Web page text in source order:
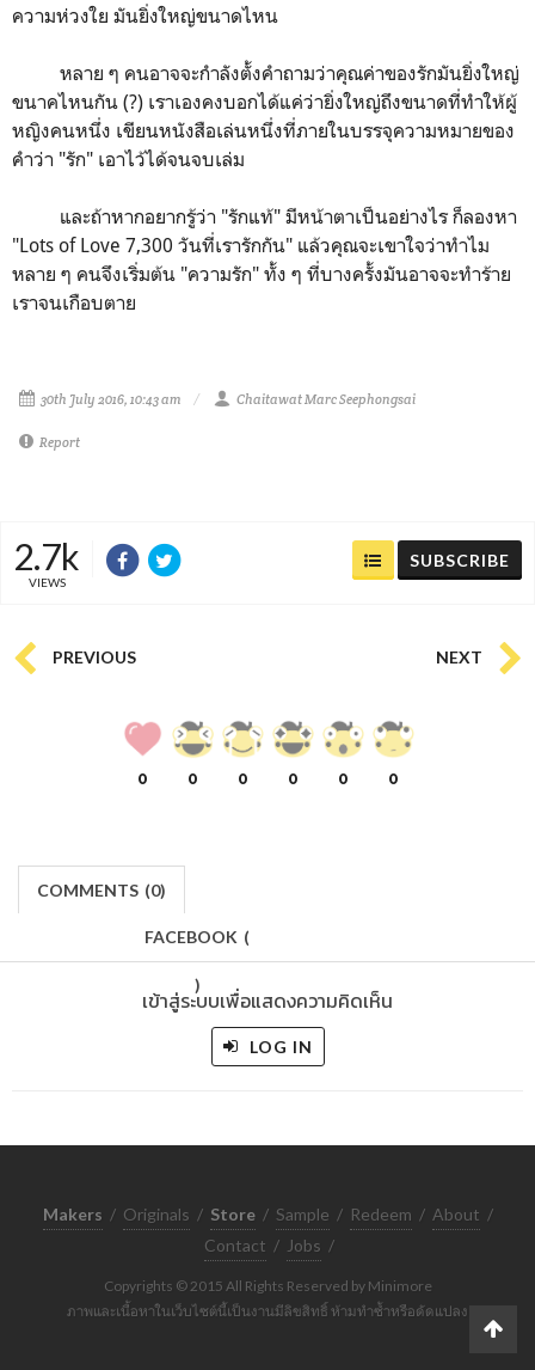
ความห่วงใย มันยิ่งใหญ่ขนาดไหน
หลาย ๆ คนอาจจะกำลังตั้งคำถามว่าคุณค่าของรักมันยิ่งใหญ่
ขนาคไหนกัน (?) เราเองคงบอกได้แค่ว่ายิ่งใหญ่ถึงขนาดที่ทำให้ผู้
หญิงคนหนึ่ง เขียนหนังสือเล่นหนึ่งที่ภายในบรรจุความหมายของ
คำว่า "รัก" เอาไว้ได้จนจบเล่ม
และถ้าหากอยากรู้ว่า "รักแท้" มีหน้าตาเป็นอย่างไร ก็ลองหา
"Lots of Love 7,300 วันที่เรารักกัน" แล้วคุณจะเขาใจว่าทำไม
หลาย ๆ คนจึงเริ่มต้น "ความรัก" ทั้ง ๆ ที่บางครั้งมันอาจจะทำร้าย
เราจนเกือบตาย
30th July 2016, 10:43 am Chaitawat Marc Seephongsai
Report
2.7k
VIEWS
SUBSCRIBE
PREVIOUS NEXT
0 0 0 0 0 0
COMMENTS (0)
FACEBOOK (
)
เข้าสู่ระบบเพื่อแสดงความคิดเห็น
LOG IN
Makers / Originals / Store / Sample / Redeem / About /
Contact / Jobs /
Copyrights © 2015 All Rights Reserved by Minimore
ภาพและเนื้อหาในเว็บไซต์นี้เป็นงานมีลิขสิทธิ์ ห้ามทำซ้ำหรือดัดแปลง